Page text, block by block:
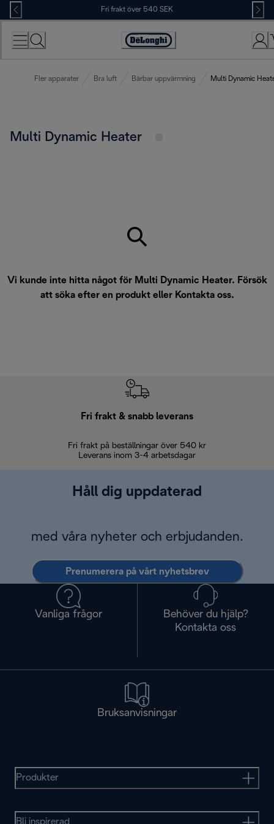
Skip
to
Content
Fri frakt över 540 SEK
Accessibility
Fler apparater Bra luft Bärbar uppvärmning Multi Dynamic
Multi Dynamic Heater
Vi kunde inte hitta något för Multi Dynamic Heater. Försök
att söka efter en produkt eller Kontakta oss.
Fri frakt & snabb leverans
Fri frakt på beställningar över 540 kr
Leverans inom 3-4 arbetsdagar
Håll dig uppdaterad
med våra nyheter och erbjudanden.
Prenumerera på vårt nyhetsbrev
Vanliga frågor
Behöver du hjälp?
Kontakta oss
Bruksanvisningar
Produkter
Bli inspirerad